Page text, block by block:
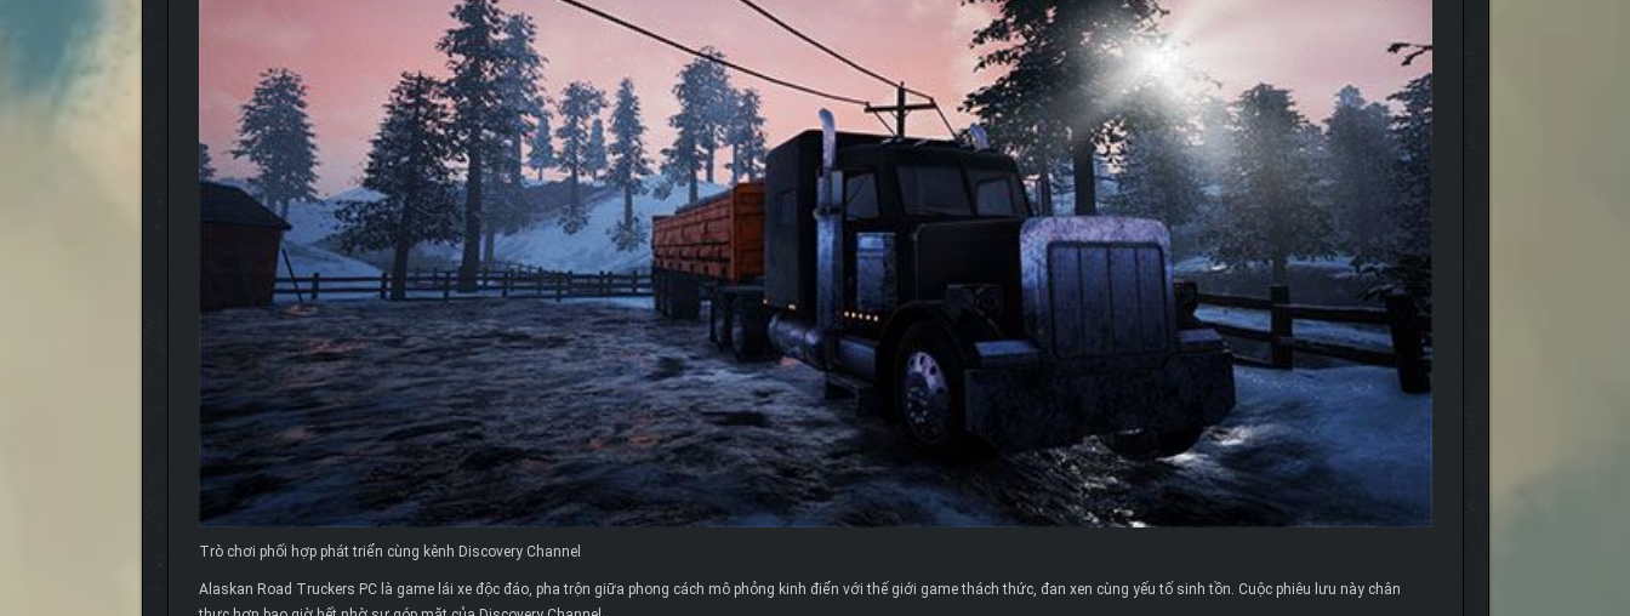
Trò chơi phối hợp phát triển cùng kênh Discovery Channel
Alaskan Road Truckers PC là game lái xe độc đáo, pha trộn giữa phong cách mô phỏng kinh điển với thế giới game thách thức, đan xen cùng yếu tố sinh tồn. Cuộc phiêu lưu này chân